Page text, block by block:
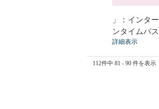
」：インタ
ンタイムパ
詳細表示
112件中 81 - 90 件を表示